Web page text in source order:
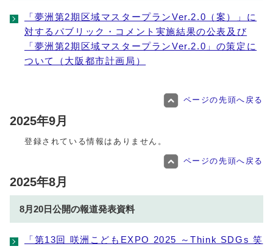
「夢洲第2期区域マスタープランVer.2.0（案）」に
対するパブリック・コメント実施結果の公表及び
「夢洲第2期区域マスタープランVer.2.0」の策定に
ついて（大阪都市計画局）
ページの先頭へ戻る
2025年9月
登録されている情報はありません。
ページの先頭へ戻る
2025年8月
8月20日公開の報道発表資料
「第13回 咲洲こどもEXPO 2025 ～Think SDGs 笑